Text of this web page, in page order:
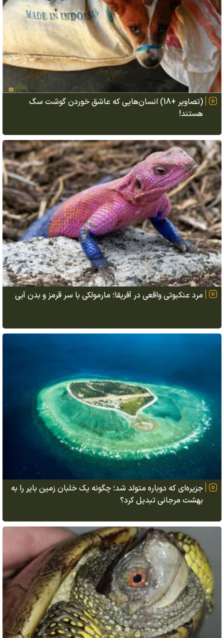
(تصاویر +18) انسان‌هایی که عاشق خوردن گوشت سگ
هستند!
مرد عنکبوتی واقعی در آفریقا؛ مارمولکی با سر قرمز و بدن آبی
جزیره‌ای که دوباره متولد شد؛ چگونه یک خلبان زمین بایر را به
بهشت مرجانی تبدیل کرد؟